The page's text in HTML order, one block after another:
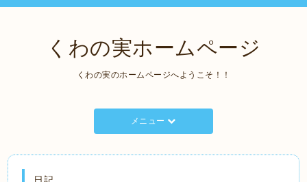
くわの実ホームページ
くわの実のホームページへようこそ！！
メニュー